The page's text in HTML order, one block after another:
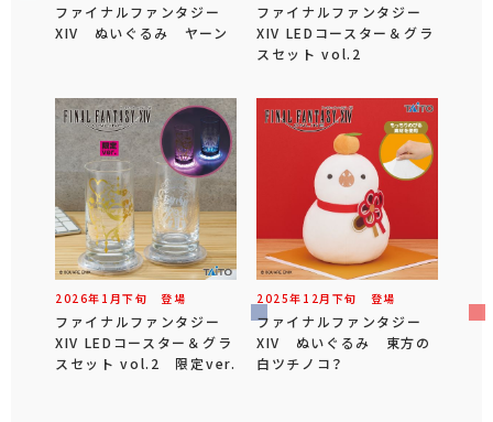
ファイナルファンタジー
XIV ぬいぐるみ ヤーン
ファイナルファンタジー
XIV LEDコースター＆グラ
スセット vol.2
2026年 1 月下旬 登場
ファイナルファンタジー
XIV LEDコースター＆グラ
スセット vol.2 限定ver.
2025年 12 月 下旬 登場
ファイナルファンタジー
XIV ぬいぐるみ 東方の
白ツチノコ？